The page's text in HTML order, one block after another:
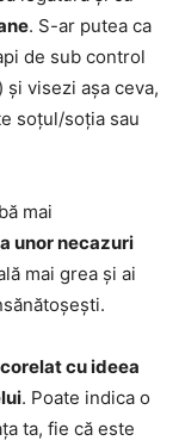
. S-ar putea ca
de sub control
și visezi așa ceva,
soțul/soția sau
mai
unor necazuri
mai grea și ai
cu ideea
. Poate indica o
ta, fie că este